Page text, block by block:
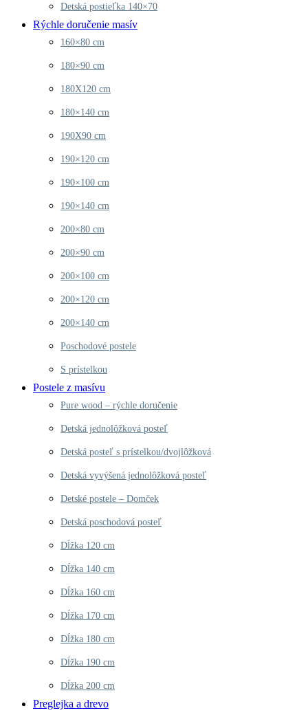
Detská postieľka 140×70
Rýchle doručenie masív
160×80 cm
180×90 cm
180X120 cm
180×140 cm
190X90 cm
190×120 cm
190×100 cm
190×140 cm
200×80 cm
200×90 cm
200×100 cm
200×120 cm
200×140 cm
Poschodové postele
S prístelkou
Postele z masívu
Pure wood – rýchle doručenie
Detská jednolôžková posteľ
Detská posteľ s prístelkou/dvojlôžková
Detská vyvýšená jednolôžková posteľ
Detské postele – Domček
Detská poschodová posteľ
Dĺžka 120 cm
Dĺžka 140 cm
Dĺžka 160 cm
Dĺžka 170 cm
Dĺžka 180 cm
Dĺžka 190 cm
Dĺžka 200 cm
Preglejka a drevo